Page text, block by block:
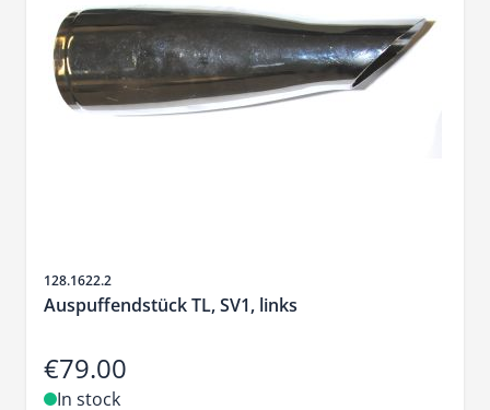
Sku
128.1622.2
Auspuffendstück TL, SV1, links
€79.00
In stock